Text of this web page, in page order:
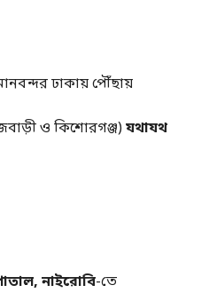
ঢাকায় পৌঁছায়
ও কিশোরগঞ্জ)যথাযথ
নাইরোবি-তে